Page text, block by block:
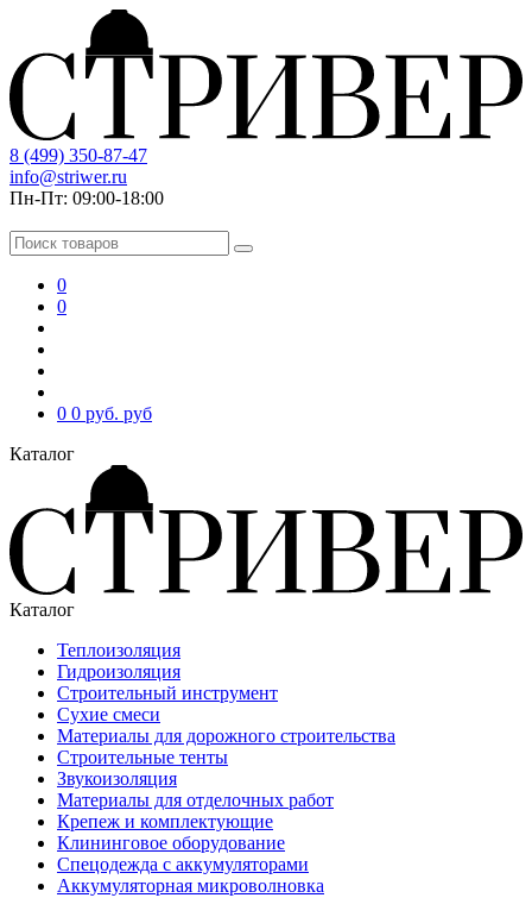
8 (499) 350-87-47
info@striwer.ru
Пн-Пт: 09:00-18:00
0
0
0 0 руб. руб
Каталог
Каталог
Теплоизоляция
Гидроизоляция
Строительный инструмент
Сухие смеси
Материалы для дорожного строительства
Строительные тенты
Звукоизоляция
Материалы для отделочных работ
Крепеж и комплектующие
Клининговое оборудование
Спецодежда с аккумуляторами
Аккумуляторная микроволновка